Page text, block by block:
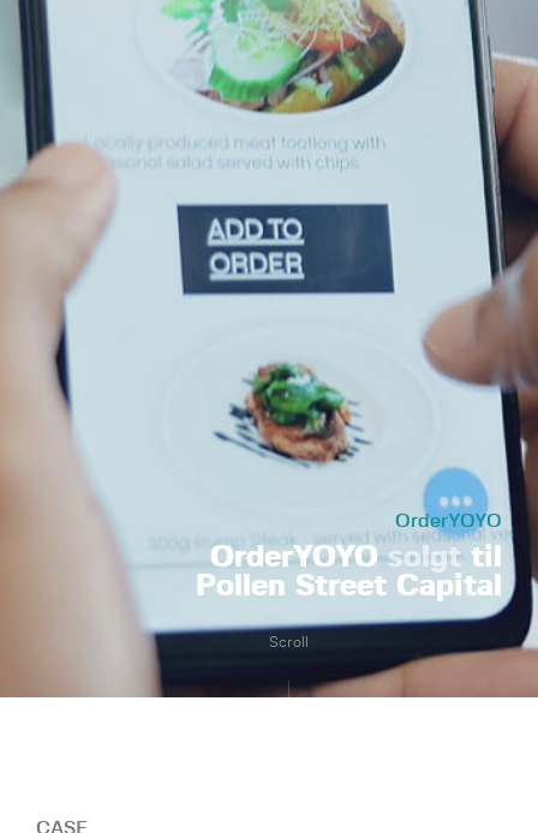
OrderYOYO
OrderYOYO solgttil
Pollen Street Capital
Scroll
CASE